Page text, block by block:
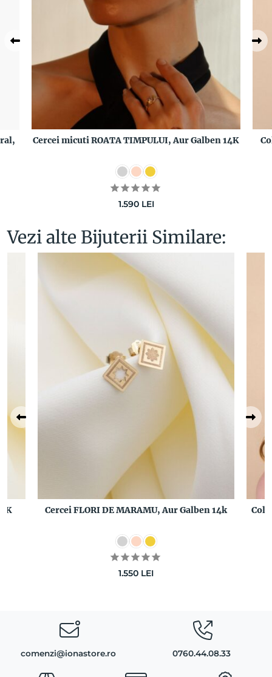
Cercei micuti ROATA TIMPULUI, Aur Galben 14K
1.590 LEI
Vezi alte Bijuterii Similare:
Cercei FLORI DE MARAMU, Aur Galben 14k
1.550 LEI
comenzi@ionastore.ro 0760.44.08.33